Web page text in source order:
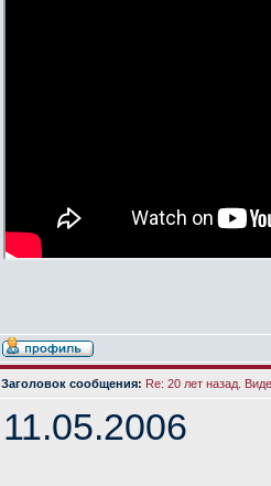
Заголовок сообщения: Re: 20 лет назад.
11.05.2006